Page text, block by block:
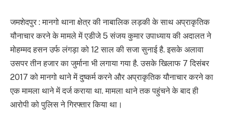
जमशेदपुर : मानगो थाना क्षेत्र की नाबालिक लड़की के साथ अप्राकृतिक
यौनाचार करने के मामले में एडीजे 5 संजय कुमार उपाध्याय की अदालत ने
मोहम्मद हसन उर्फ लंगड़ा को 12 साल की सजा सुनाई है. इसके अलावा
उसपर तीन हजार का जुर्माना भी लगाया गया है. उसके खिलाफ 7 दिसंबर
2017 को मानगो थाने में दुष्कर्म करने और अप्राकृतिक यौनाचार करने का
एक मामला थाने में दर्ज कराया था. मामला थाने तक पहुंचने के बाद ही
आरोपी को पुलिस ने गिरफ्तार किया था।